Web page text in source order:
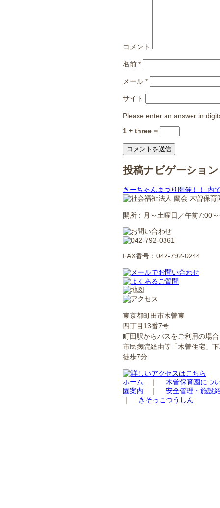
コメント
名前 *
メール *
サイト
Please enter an answer in
1 + three =
投稿ナビゲーション
きーちゃんまつり開催！！ 内
開所：月～土曜日／午前7:00
FAX番号：042-792-0244
東京都町田市木曽東
四丁目13番7号
町田駅からバスをご利用の場合
市民病院経由等「木曽住宅」
徒歩7分
ホーム ｜ 木曽保育園につ
園案内 ｜ 安全管理・施設
｜
きそっこつうしん